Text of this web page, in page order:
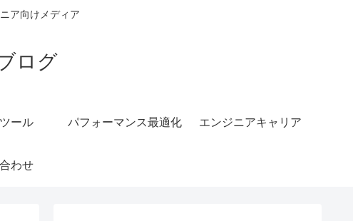
ア向けメディア
ログ
ール パフォーマンス最適化 エンジニアキャリア
わせ